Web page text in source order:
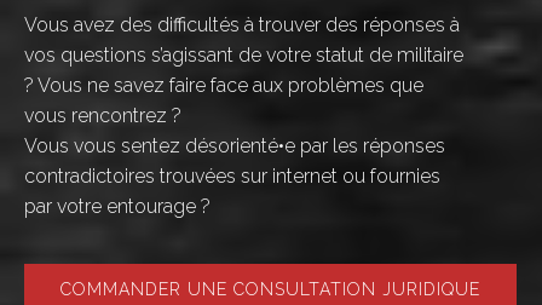
Vous avez des difficultés à trouver des réponses à
vos questions s’agissant de votre statut de militaire
? Vous ne savez faire face aux problèmes que
vous rencontrez ?
Vous vous sentez désorienté•e par les réponses
contradictoires trouvées sur internet ou fournies
par votre entourage ?
COMMANDER UNE CONSULTATION JURIDIQUE